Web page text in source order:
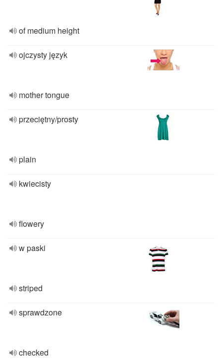
of medium height
ojczysty język
mother tongue
przeciętny/prosty
plain
kwiecisty
flowery
w paski
striped
sprawdzone
checked